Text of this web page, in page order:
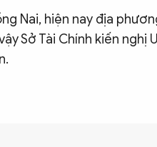
Nai, hiện nay địa
Sở Tài Chính kiến nghị